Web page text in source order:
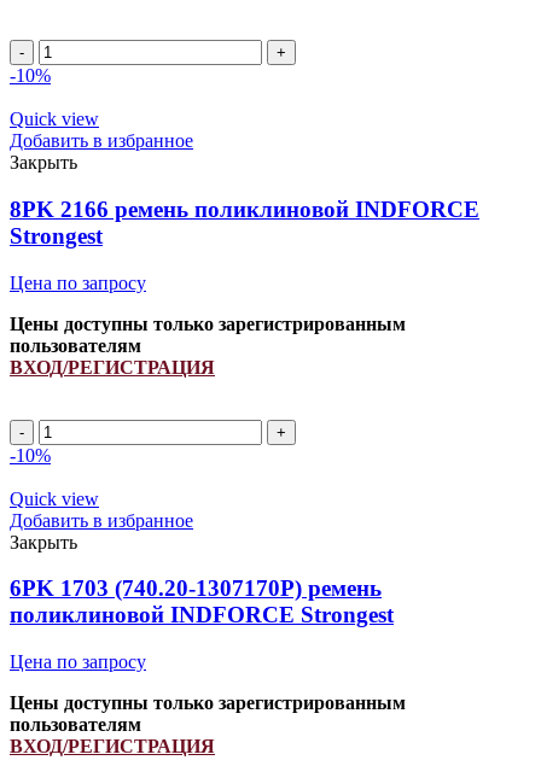
6PK
1255
поликлиновой
INDFORCE
Strongest
quantity
-10%
Quick view
Добавить в избранное
Закрыть
8PK 2166 ремень поликлиновой INDFORCE
Strongest
Цена по запросу
Цены доступны только зарегистрированным
пользователям
ВХОД/РЕГИСТРАЦИЯ
8PK
2166
поликлиновой
INDFORCE
Strongest
quantity
-10%
Quick view
Добавить в избранное
Закрыть
6PK 1703 (740.20-1307170Р) ремень
поликлиновой INDFORCE Strongest
Цена по запросу
Цены доступны только зарегистрированным
пользователям
ВХОД/РЕГИСТРАЦИЯ